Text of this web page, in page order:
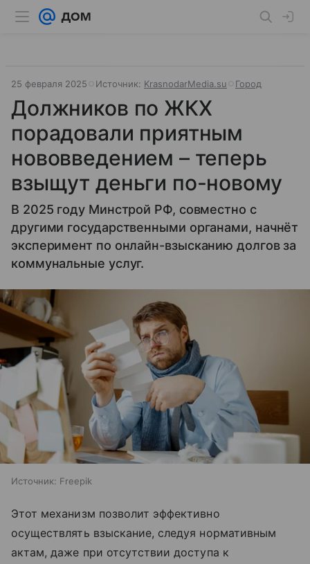
25 февраля 2025 Источник: KrasnodarMedia.su Город
Должников по ЖКХ
порадовали приятным
нововведением – теперь
взыщут деньги по-новому
В 2025 году Минстрой РФ, совместно с
другими государственными органами, начнёт
эксперимент по онлайн-взысканию долгов за
коммунальные услуг.
Источник: Freepik
Этот механизм позволит эффективно
осуществлять взыскание, следуя нормативным
актам, даже при отсутствии доступа к